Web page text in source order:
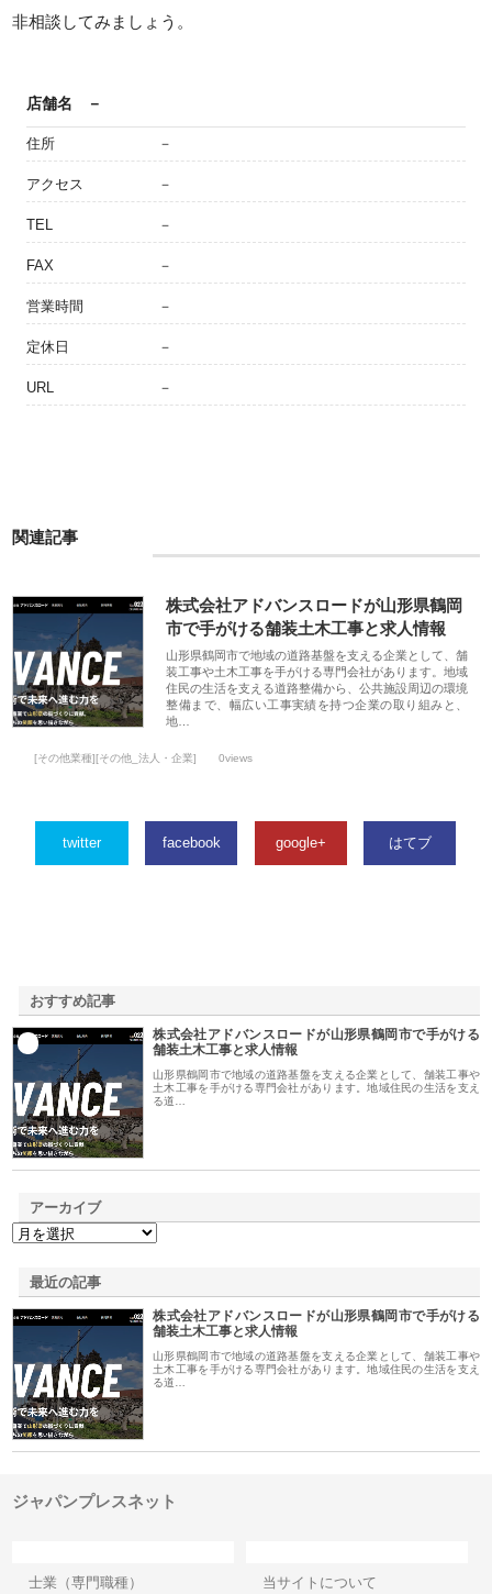
非相談してみましょう。
店舗名 －
住所 －
アクセス －
TEL －
FAX －
営業時間 －
定休日 －
URL －
関連記事
株式会社アドバンスロードが山形県鶴岡
市で手がける舗装土木工事と求人情報
山形県鶴岡市で地域の道路基盤を支える企業として、舗
装工事や土木工事を手がける専門会社があります。地域
住民の生活を支える道路整備から、公共施設周辺の環境
整備まで、幅広い工事実績を持つ企業の取り組みと、
地…
[その他業種][その他_法人・企業] 0views
twitter facebook google+ はてブ
おすすめ記事
株式会社アドバンスロードが山形県鶴岡市で手がける
舗装土木工事と求人情報
山形県鶴岡市で地域の道路基盤を支える企業として、舗装工事や
土木工事を手がける専門会社があります。地域住民の生活を支え
る道…
アーカイブ
最近の記事
株式会社アドバンスロードが山形県鶴岡市で手がける
舗装土木工事と求人情報
山形県鶴岡市で地域の道路基盤を支える企業として、舗装工事や
土木工事を手がける専門会社があります。地域住民の生活を支え
る道…
ジャパンプレスネット
士業（専門職種）
当サイトについて